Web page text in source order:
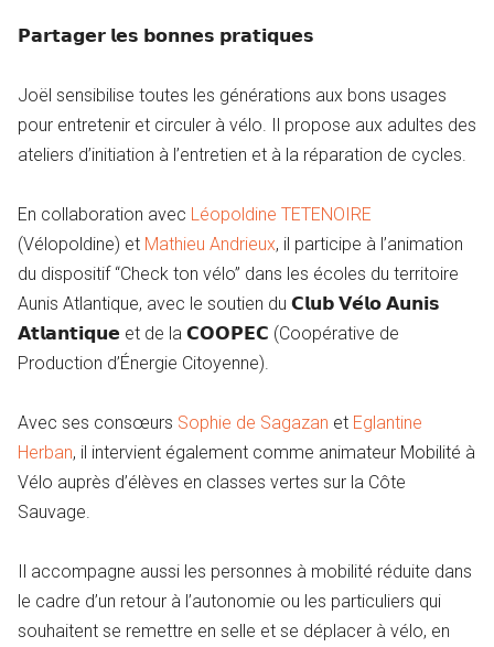
𝗣𝗮𝗿𝘁𝗮𝗴𝗲𝗿 𝗹𝗲𝘀 𝗯𝗼𝗻𝗻𝗲𝘀 𝗽𝗿𝗮𝘁𝗶𝗾𝘂𝗲𝘀
Joël sensibilise toutes les générations aux bons usages
pour entretenir et circuler à vélo. Il propose aux adultes des
ateliers d’initiation à l’entretien et à la réparation de cycles.
En collaboration avec Léopoldine TETENOIRE
(Vélopoldine) et Mathieu Andrieux, il participe à l’animation
du dispositif “Check ton vélo” dans les écoles du territoire
Aunis Atlantique, avec le soutien du 𝗖𝗹𝘂𝗯 𝗩𝗲́𝗹𝗼 𝗔𝘂𝗻𝗶𝘀
𝗔𝘁𝗹𝗮𝗻𝘁𝗶𝗾𝘂𝗲 et de la 𝗖𝗢𝗢𝗣𝗘𝗖 (Coopérative de
Production d’Énergie Citoyenne).
Avec ses consœurs Sophie de Sagazan et Eglantine
Herban, il intervient également comme animateur Mobilité à
Vélo auprès d’élèves en classes vertes sur la Côte
Sauvage.
Il accompagne aussi les personnes à mobilité réduite dans
le cadre d’un retour à l’autonomie ou les particuliers qui
souhaitent se remettre en selle et se déplacer à vélo, en